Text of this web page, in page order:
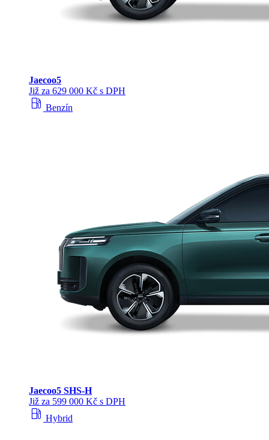
Jaecoo5
Již za 629 000 Kč s DPH
local_gas_station Benzín
Jaecoo5 SHS-H
Již za 599 000 Kč s DPH
local_gas_station Hybrid